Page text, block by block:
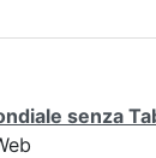
senza